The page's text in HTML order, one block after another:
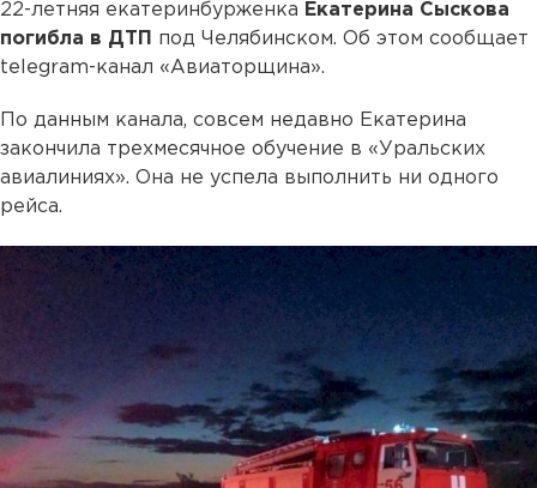
22-летняя екатеринбурженка Екатерина Сыскова
погибла в ДТП
под Челябинском. Об этом сообщает
telegram-канал «Авиаторщина».
По данным канала, совсем недавно Екатерина
закончила трехмесячное обучение в «Уральских
авиалиниях». Она не успела выполнить ни одного
рейса.